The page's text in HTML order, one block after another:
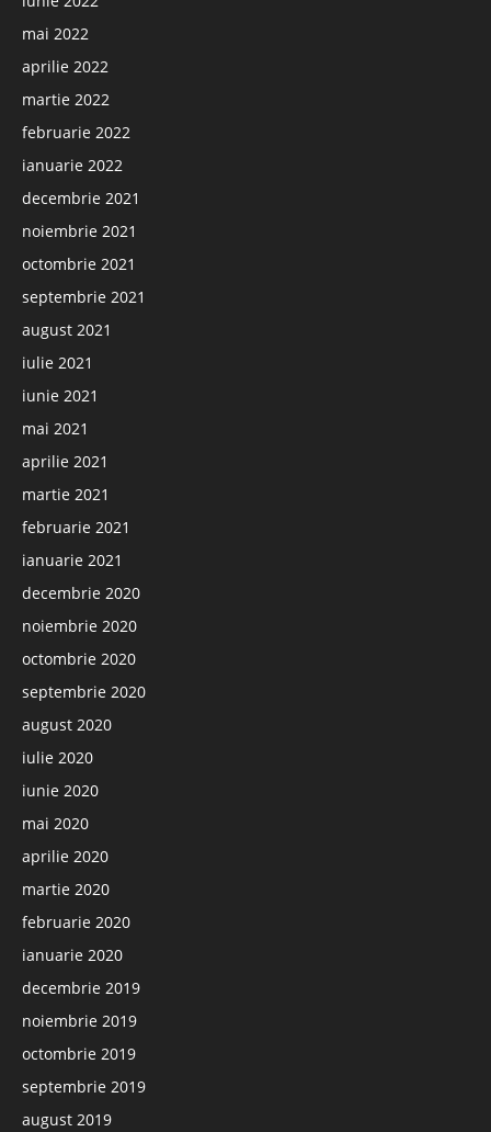
mai 2022
aprilie 2022
martie 2022
februarie 2022
ianuarie 2022
decembrie 2021
noiembrie 2021
octombrie 2021
septembrie 2021
august 2021
iulie 2021
iunie 2021
mai 2021
aprilie 2021
martie 2021
februarie 2021
ianuarie 2021
decembrie 2020
noiembrie 2020
octombrie 2020
septembrie 2020
august 2020
iulie 2020
iunie 2020
mai 2020
aprilie 2020
martie 2020
februarie 2020
ianuarie 2020
decembrie 2019
noiembrie 2019
octombrie 2019
septembrie 2019
august 2019